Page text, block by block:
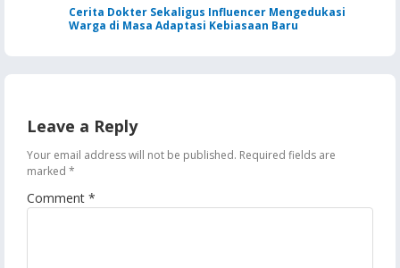
Cerita Dokter Sekaligus Influencer Mengedukasi
Warga di Masa Adaptasi Kebiasaan Baru
Leave a Reply
Your email address will not be published. Required fields are
marked *
Comment *